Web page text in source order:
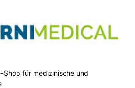
Shop für medizinische und